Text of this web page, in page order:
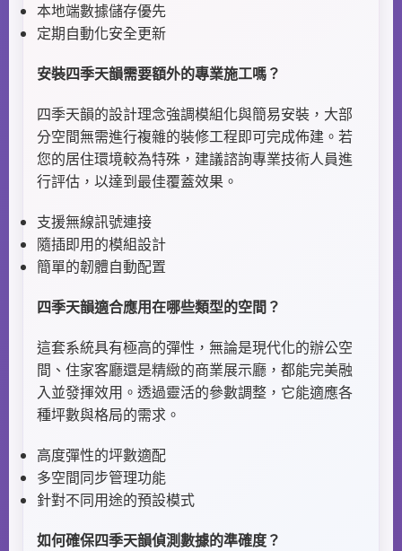
本地端數據儲存優先
定期自動化安全更新
安裝四季天韻需要額外的專業施工嗎？
四季天韻的設計理念強調模組化與簡易安裝，大部
分空間無需進行複雜的裝修工程即可完成佈建。若
您的居住環境較為特殊，建議諮詢專業技術人員進
行評估，以達到最佳覆蓋效果。
支援無線訊號連接
隨插即用的模組設計
簡單的韌體自動配置
四季天韻適合應用在哪些類型的空間？
這套系統具有極高的彈性，無論是現代化的辦公空
間、住家客廳還是精緻的商業展示廳，都能完美融
入並發揮效用。透過靈活的參數調整，它能適應各
種坪數與格局的需求。
高度彈性的坪數適配
多空間同步管理功能
針對不同用途的預設模式
如何確保四季天韻偵測數據的準確度？